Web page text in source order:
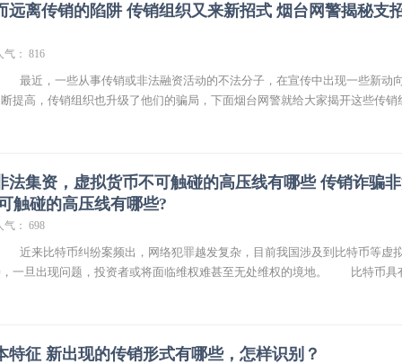
远离传销的陷阱 传销组织又来新招式 烟台网警揭秘支
气： 816
最近，一些从事传销或非法融资活动的不法分子，在宣传中出现一些新动
提高，传销组织也升级了他们的骗局，下面烟台网警就给大家揭开这些传销
法集资，虚拟货币不可触碰的高压线有哪些 传销诈骗
触碰的高压线有哪些?
气： 698
近来比特币纠纷案频出，网络犯罪越发复杂，目前我国涉及到比特币等虚
，一旦出现问题，投资者或将面临维权难甚至无处维权的境地。 比特币具
特征 新出现的传销形式有哪些，怎样识别？